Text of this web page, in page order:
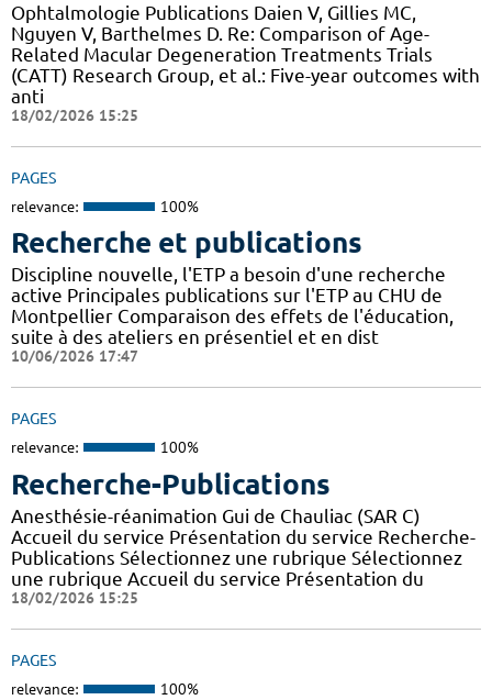
Ophtalmologie Publications Daien V, Gillies MC,
Nguyen V, Barthelmes D. Re: Comparison of Age-
Related Macular Degeneration Treatments Trials
(CATT) Research Group, et al.: Five-year outcomes with
anti
18/02/2026 15:25
PAGES
relevance: 100%
Recherche et publications
Discipline nouvelle, l'ETP a besoin d'une recherche
active Principales publications sur l'ETP au CHU de
Montpellier Comparaison des effets de l'éducation,
suite à des ateliers en présentiel et en dist
10/06/2026 17:47
PAGES
relevance: 100%
Recherche-Publications
Anesthésie-réanimation Gui de Chauliac (SAR C)
Accueil du service Présentation du service Recherche-
Publications Sélectionnez une rubrique Sélectionnez
une rubrique Accueil du service Présentation du
18/02/2026 15:25
PAGES
relevance: 100%